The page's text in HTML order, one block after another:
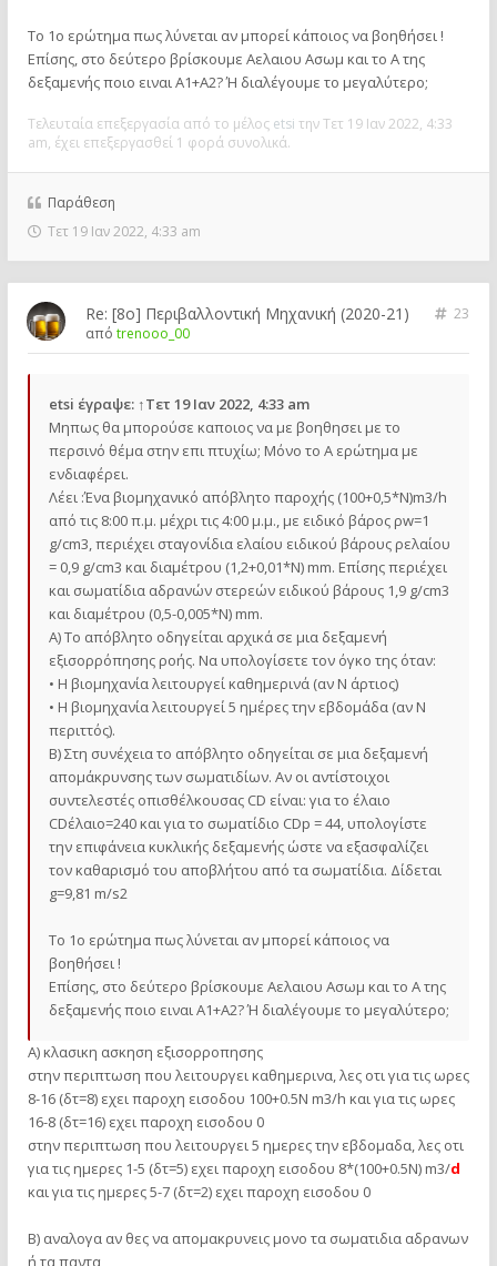
Το 1ο ερώτημα πως λύνεται αν μπορεί κάποιος να βοηθήσει !
Επίσης, στο δεύτερο βρίσκουμε Αελαιου Ασωμ και το Α της
δεξαμενής ποιο ειναι Α1+Α2? Ή διαλέγουμε το μεγαλύτερο;
Τελευταία επεξεργασία από το μέλος etsi την Τετ 19 Ιαν 2022, 4:33
am, έχει επεξεργασθεί 1 φορά συνολικά.
Παράθεση
Τετ 19 Ιαν 2022, 4:33 am
Re: [8o] Περιβαλλοντική Μηχανική (2020-21)
23
από trenooo_00
etsi έγραψε: ↑Τετ 19 Ιαν 2022, 4:33 am
Μηπως θα μπορούσε καποιος να με βοηθησει με το
περσινό θέμα στην επι πτυχίω; Μόνο το Α ερώτημα με
ενδιαφέρει.
Λέει :Ένα βιομηχανικό απόβλητο παροχής (100+0,5*Ν)m3/h
από τις 8:00 π.μ. μέχρι τις 4:00 μ.μ., με ειδικό βάρος ρw=1
g/cm3, περιέχει σταγονίδια ελαίου ειδικού βάρους ρελαίου
= 0,9 g/cm3 και διαμέτρου (1,2+0,01*N) mm. Επίσης περιέχει
και σωματίδια αδρανών στερεών ειδικού βάρους 1,9 g/cm3
και διαμέτρου (0,5-0,005*N) mm.
Α) Το απόβλητο οδηγείται αρχικά σε μια δεξαμενή
εξισορρόπησης ροής. Να υπολογίσετε τον όγκο της όταν:
• Η βιομηχανία λειτουργεί καθημερινά (αν Ν άρτιος)
• Η βιομηχανία λειτουργεί 5 ημέρες την εβδομάδα (αν Ν
περιττός).
Β) Στη συνέχεια το απόβλητο οδηγείται σε μια δεξαμενή
απομάκρυνσης των σωματιδίων. Αν οι αντίστοιχοι
συντελεστές οπισθέλκουσας CD είναι: για το έλαιο
CDέλαιο=240 και για το σωματίδιο CDp = 44, υπολογίστε
την επιφάνεια κυκλικής δεξαμενής ώστε να εξασφαλίζει
τον καθαρισμό του αποβλήτου από τα σωματίδια. Δίδεται
g=9,81 m/s2
Το 1ο ερώτημα πως λύνεται αν μπορεί κάποιος να
βοηθήσει !
Επίσης, στο δεύτερο βρίσκουμε Αελαιου Ασωμ και το Α της
δεξαμενής ποιο ειναι Α1+Α2? Ή διαλέγουμε το μεγαλύτερο;
Α) κλασικη ασκηση εξισορροπησης
στην περιπτωση που λειτουργει καθημερινα, λες οτι για τις ωρες
8-16 (δτ=8) εχει παροχη εισοδου 100+0.5Ν m3/h και για τις ωρες
16-8 (δτ=16) εχει παροχη εισοδου 0
στην περιπτωση που λειτουργει 5 ημερες την εβδομαδα, λες οτι
για τις ημερες 1-5 (δτ=5) εχει παροχη εισοδου 8*(100+0.5Ν) m3/d
και για τις ημερες 5-7 (δτ=2) εχει παροχη εισοδου 0
Β) αναλογα αν θες να απομακρυνεις μονο τα σωματιδια αδρανων
ή τα παντα